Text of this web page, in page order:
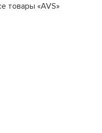
товары «AVS»